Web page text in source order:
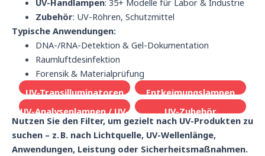
Zubehör: UV-Röhren, Schutzmittel
Typische Anwendungen:
DNA-/RNA-Detektion & Gel-Dokumentation
Raumluftdesinfektion
Forensik & Materialprüfung
UV-Transilluminatoren
Entkeimungslampen
UV-Analysenlampen / UV-
Handlampen
UV-Zubehör
Nutzen Sie den Filter, um gezielt nach UV-Produkten zu
suchen – z. B. nach Lichtquelle, UV-Wellenlänge,
Anwendungen, Leistung oder Sicherheitsmaßnahmen.